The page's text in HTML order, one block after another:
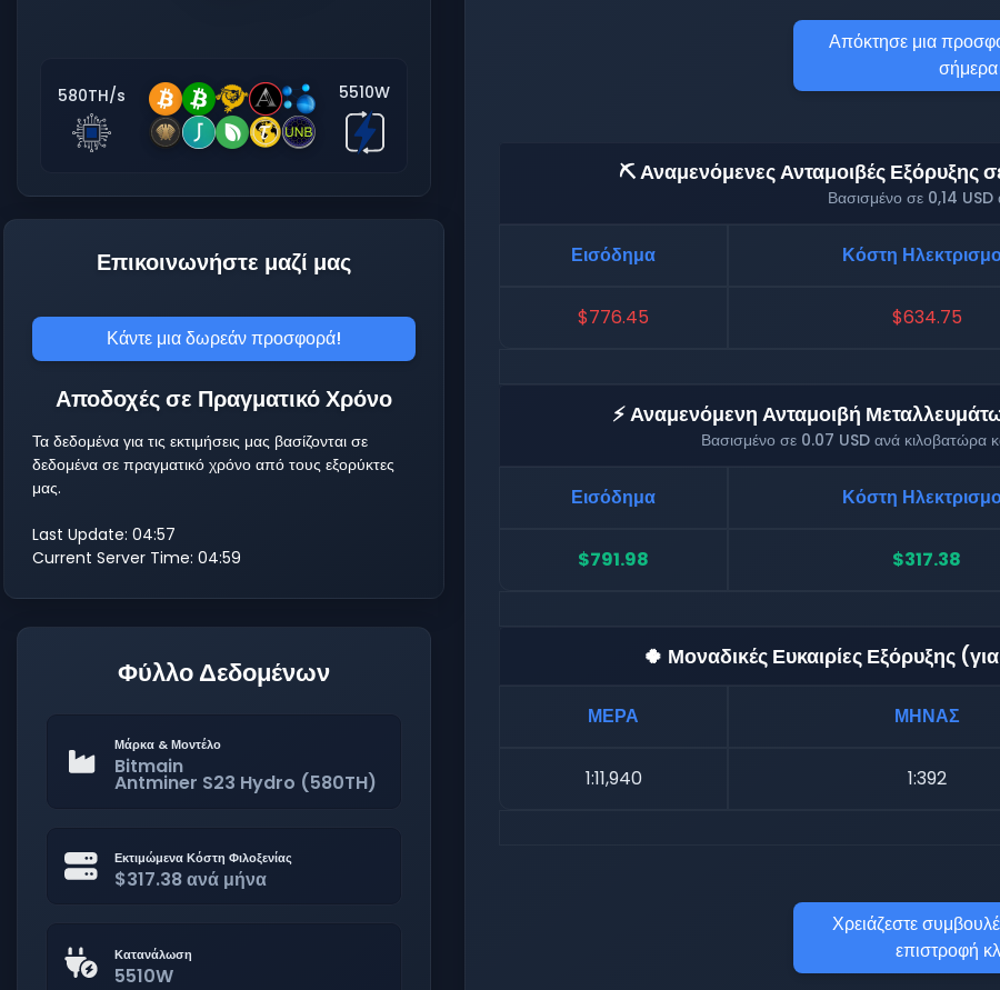
580TH/s 5510W
Επικοινωνήστε μαζί μας
Κάντε μια δωρεάν προσφορά!
Αποδοχές σε Πραγματικό Χρόνο
Τα δεδομένα για τις εκτιμήσεις μας βασίζονται σε
δεδομένα σε πραγματικό χρόνο από τους εξορύκτες
μας.
Last Update: 04:57
Current Server Time: 04:59
Φύλλο Δεδομένων
Μάρκα & Μοντέλο
Bitmain
Antminer S23 Hydro (580TH)
Εκτιμώμενα Κόστη Φιλοξενίας
$317.38 ανά μήνα
Κατανάλωση
5510W
Απόκτησε μια
⛏️ Αναμενόμενες Ανταμοιβές Εξόρυξης
Βασισμένο σε 0,14
Εισόδημα Κόστη
$776.45 $634.75
⚡ Αναμενόμενη Ανταμοιβή
Βασισμένο σε 0.07 USD ανά κιλοβατώρα
Εισόδημα Κόστη
$791.98 $317.38
🍀 Μοναδικές Ευκαιρίες Εξόρυξης
ΜΕΡΑ ΜΗΝΑΣ
1:11,940 1:392
Χρειάζεστε
επιστροφή